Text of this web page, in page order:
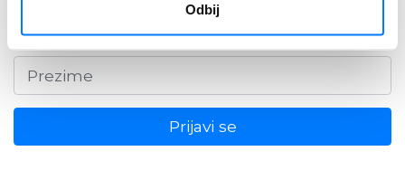
Odbij
Prijavi se